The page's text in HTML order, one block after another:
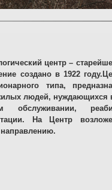
центр –
создано в 1922 году.
типа,
людей, нуждающихся
На Центр
направлению.